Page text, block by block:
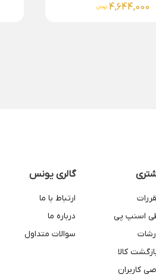
6,124,000 تومان
اسنپ پی
کالا
کاربران
گالری یونس
ارتباط با ما
درباره ما
سوالات متداول